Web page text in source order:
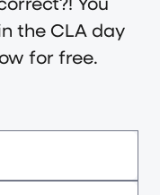
You
the CLA day
for free.